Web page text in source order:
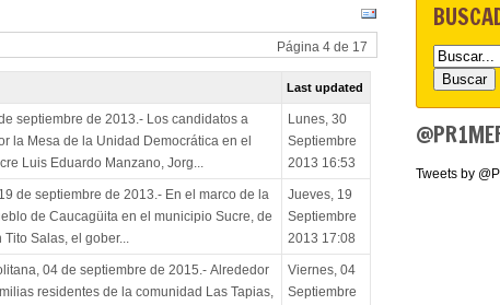
Página 4 de 17
Last updated
septiembre de 2013.- Los candidatos a
la Mesa de la Unidad Democrática en el
Luis Eduardo Manzano, Jorg...
Lunes, 30
Septiembre
2013 16:53
de septiembre de 2013.- En el marco de la
de Caucagüita en el municipio Sucre, de
Tito Salas, el gober...
Jueves, 19
Septiembre
2013 17:08
04 de septiembre de 2015.- Alrededor
residentes de la comunidad Las Tapias,
Viernes, 04
Septiembre
Tweets by